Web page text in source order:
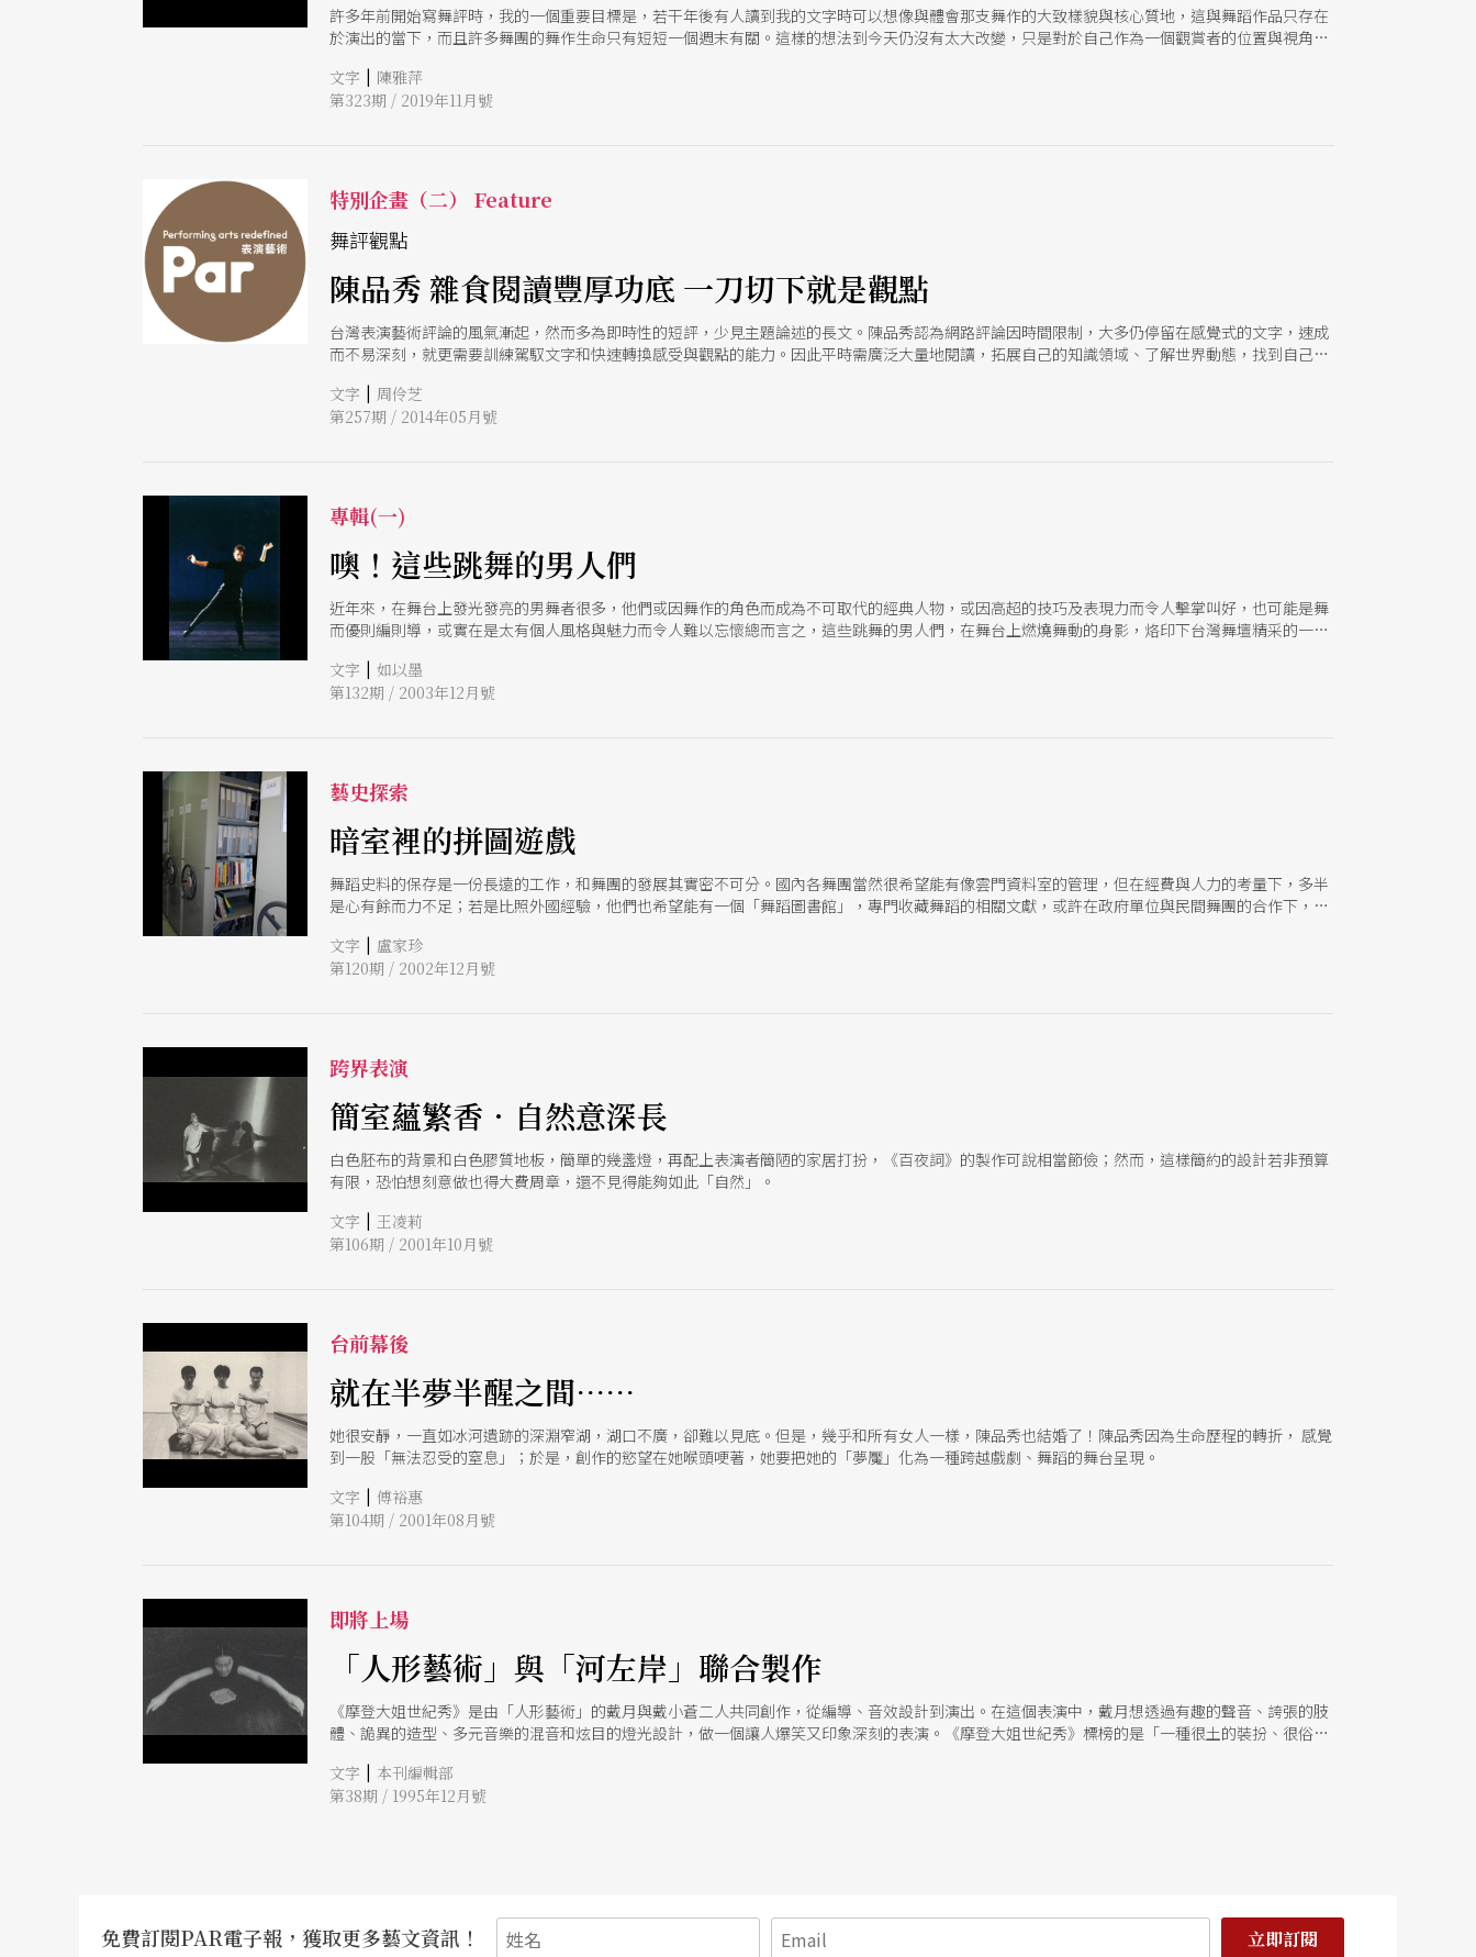
許多年前開始寫舞評時，我的一個重要目標是，若干年後有人讀到我的文字時可以想像與體會那支舞作的大致樣貌與核心質地，這與舞蹈作品只存在
於演出的當下，而且許多舞團的舞作生命只有短短一個週末有關。這樣的想法到今天仍沒有太大改變，只是對於自己作為一個觀賞者的位置與視角有
文字 | 陳雅萍
第323期 / 2019年11月號
特別企畫（二） Feature
舞評觀點
陳品秀 雜食閱讀豐厚功底 一刀切下就是觀點
台灣表演藝術評論的風氣漸起，然而多為即時性的短評，少見主題論述的長文。陳品秀認為網路評論因時間限制，大多仍停留在感覺式的文字，速成
而不易深刻，就更需要訓練駕馭文字和快速轉換感受與觀點的能力。因此平時需廣泛大量地閱讀，拓展自己的知識領域、了解世界動態，找到自己可
文字 | 周伶芝
第257期 / 2014年05月號
專輯(一)
噢！這些跳舞的男人們
近年來，在舞台上發光發亮的男舞者很多，他們或因舞作的角色而成為不可取代的經典人物，或因高超的技巧及表現力而令人擊掌叫好，也可能是舞
而優則編則導，或實在是太有個人風格與魅力而令人難以忘懷總而言之，這些跳舞的男人們，在舞台上燃燒舞動的身影，烙印下台灣舞壇精采的一
文字 | 如以墨
第132期 / 2003年12月號
藝史探索
暗室裡的拼圖遊戲
舞蹈史料的保存是一份長遠的工作，和舞團的發展其實密不可分。國內各舞團當然很希望能有像雲門資料室的管理，但在經費與人力的考量下，多半
是心有餘而力不足；若是比照外國經驗，他們也希望能有一個「舞蹈圖書館」，專門收藏舞蹈的相關文獻，或許在政府單位與民間舞團的合作下，國
文字 | 盧家珍
第120期 / 2002年12月號
跨界表演
簡室蘊繁香．自然意深長
白色胚布的背景和白色膠質地板，簡單的幾盞燈，再配上表演者簡陋的家居打扮，《百夜詞》的製作可說相當節儉；然而，這樣簡約的設計若非預算
有限，恐怕想刻意做也得大費周章，還不見得能夠如此「自然」。
文字 | 王凌莉
第106期 / 2001年10月號
台前幕後
就在半夢半醒之間……
她很安靜，一直如冰河遺跡的深淵窄湖，湖口不廣，卻難以見底。但是，幾乎和所有女人一樣，陳品秀也結婚了！陳品秀因為生命歷程的轉折， 感覺
到一股「無法忍受的窒息」；於是，創作的慾望在她喉頭哽著，她要把她的「夢魘」化為一種跨越戲劇、舞蹈的舞台呈現。
文字 | 傅裕惠
第104期 / 2001年08月號
即將上場
「人形藝術」與「河左岸」聯合製作
《摩登大姐世紀秀》是由「人形藝術」的戴月與戴小蒼二人共同創作，從編導、音效設計到演出。在這個表演中，戴月想透過有趣的聲音、誇張的肢
體、詭異的造型、多元音樂的混音和炫目的燈光設計，做一個讓人爆笑又印象深刻的表演。《摩登大姐世紀秀》標榜的是「一種很土的裝扮、很俗的
「陌生化」理論出發，讓觀衆從戲外的觀者身份走入戲內，以挑戰所謂的觀衆戲劇幻覺。另一方面，他想在此劇中深入探討竊賊的犯罪心理與赤裸揭
露婚姻的荒謬狀態，探索「對一個職業倦怠的小偷而言，他還想偷些什麼？」 陳品秀編導的《夢索納塔》由〈月夜練習曲〉、〈上色〉、〈變調拉威
文字 | 本刊編輯部
第38期 / 1995年12月號
免費訂閱PAR電子報，獲取更多藝文資訊！ 立即訂閱